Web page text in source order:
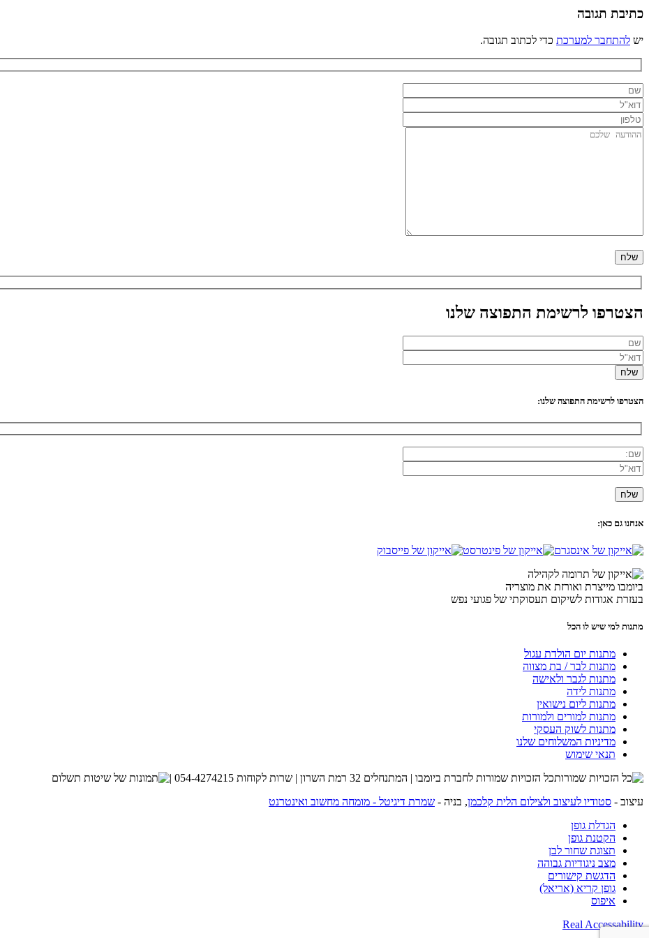
כתיבת תגובה
יש להתחבר למערכת כדי לכתוב תגובה.
הצטרפו לרשימת התפוצה שלנו
הצטרפו לרשימת התפוצה שלנו:
אנחנו גם כאן:
ביומבו מייצרת ואורזת את מוצריה
בעזרת אגודות לשיקום תעסוקתי של פגועי נפש
מתנות למי שיש לו הכל
מתנות יום הולדת עגול
מתנות לבר / בת מצווה
מתנות לגבר ולאישה
מתנות לידה
מתנות ליום נישואין
מתנות למורים ולמורות
מתנות לשוק העסקי
מדיניות המשלוחים שלנו
תנאי שימוש
כל הזכויות שמורות לחברת ביומבו | המתנחלים 32 רמת השרון | שרות לקוחות 054-4274215 |
עיצוב - סטודיו לעיצוב ולצילום הלית קלכמן, בניה - שמרת דיגיטל - מומחה מחשוב ואינטרנט
הגדלת גופן
הקטנת גופן
תצוגת שחור לבן
מצב ניגודיות גבוהה
הדגשת קישורים
גופן קריא (אריאל)
איפוס
Real Accessability